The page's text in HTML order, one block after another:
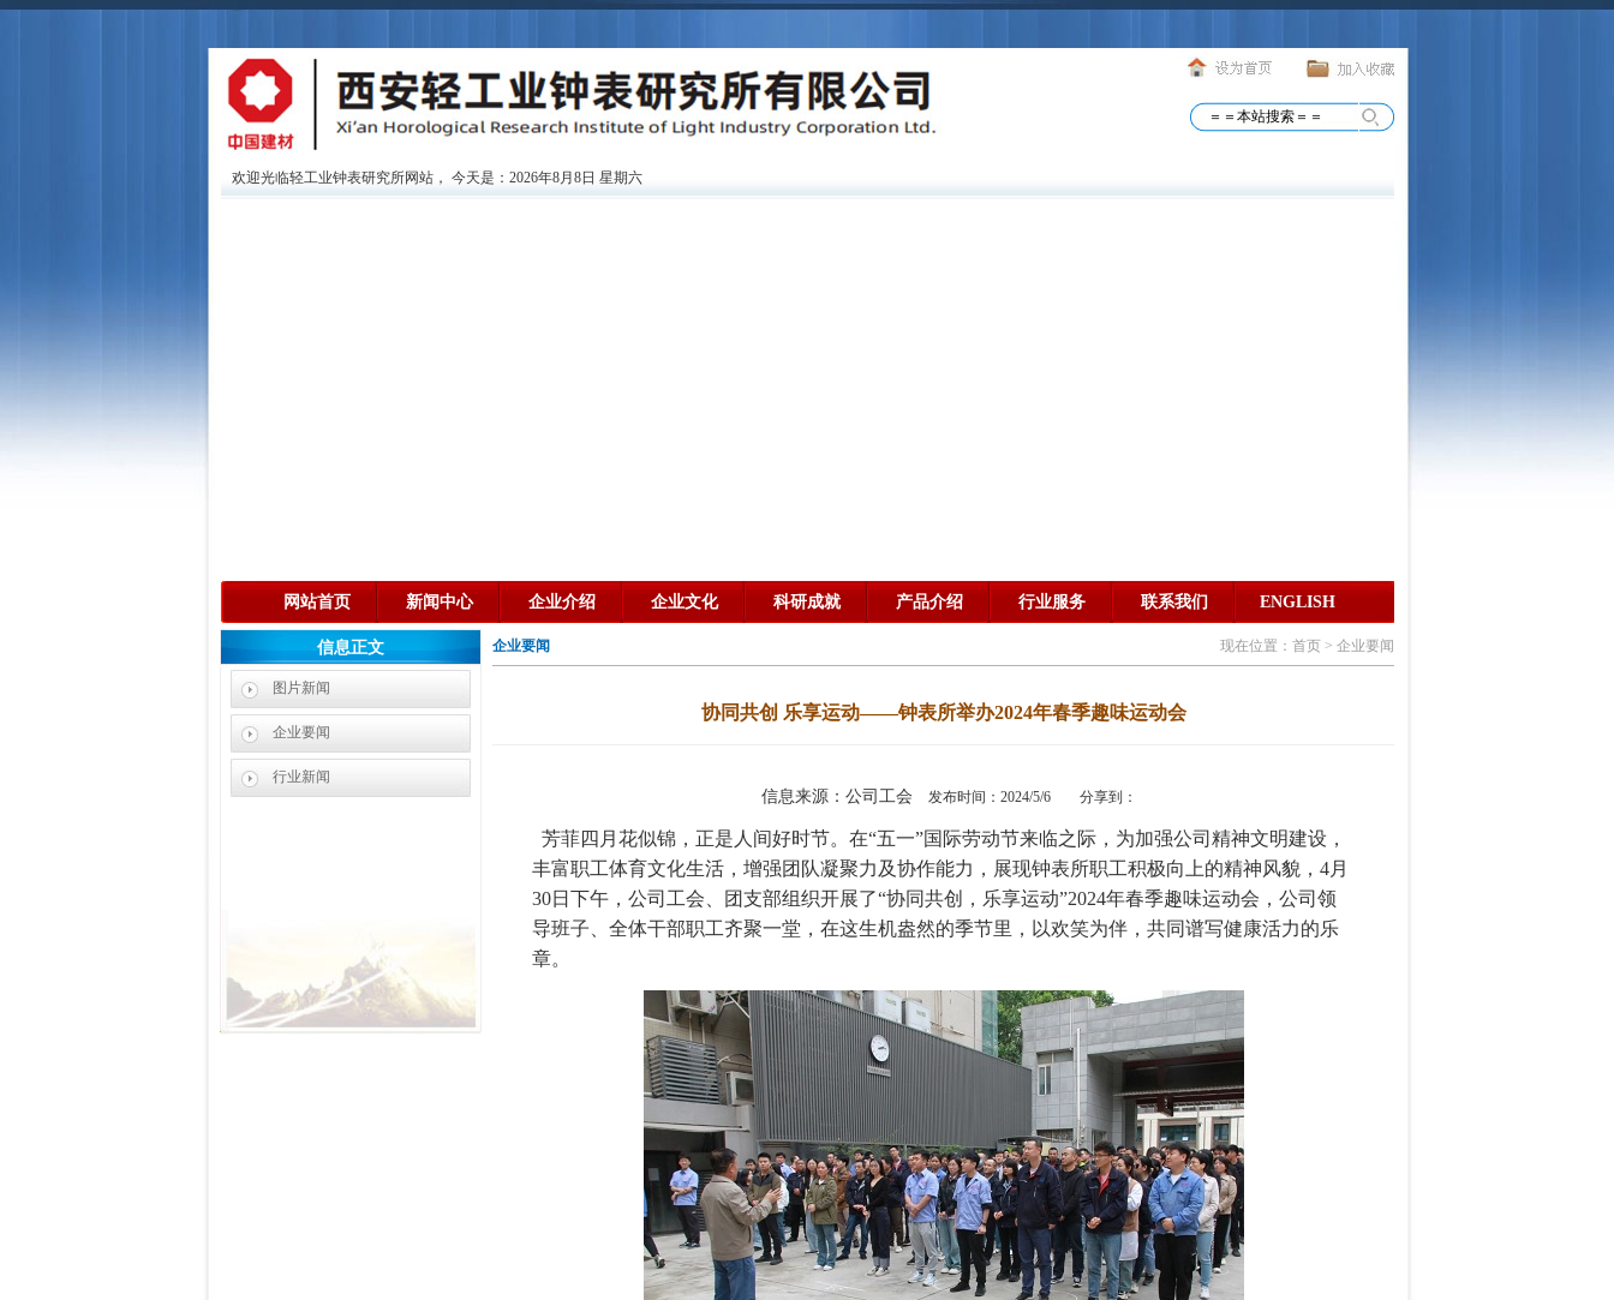
欢迎光临轻工业钟表研究所网站， 今天是：2026年8月8日 星期六
网站首页 新闻中心 企业介绍 企业文化 科研成就 产品介绍 行业服务 联系我们 ENGLISH
信息正文
图片新闻
企业要闻
行业新闻
企业要闻 现在位置：首页 > 企业要闻
协同共创 乐享运动——钟表所举办2024年春季趣味运动会
信息来源：公司工会 发布时间：2024/5/6 分享到：
芳菲四月花似锦，正是人间好时节。在“五一”国际劳动节来临之际，为加强公司精神文明建设，
丰富职工体育文化生活，增强团队凝聚力及协作能力，展现钟表所职工积极向上的精神风貌，4月
30日下午，公司工会、团支部组织开展了“协同共创，乐享运动”2024年春季趣味运动会，公司领
导班子、全体干部职工齐聚一堂，在这生机盎然的季节里，以欢笑为伴，共同谱写健康活力的乐
章。